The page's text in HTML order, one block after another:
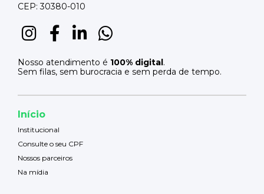
CEP: 30380-010
Nosso atendimento é 100% digital.
Sem filas, sem burocracia e sem perda de tempo.
Início
Institucional
Consulte o seu CPF
Nossos parceiros
Na mídia